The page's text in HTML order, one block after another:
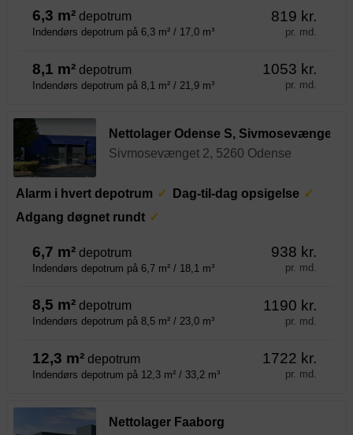
6,3 m² depotrum
Indendørs depotrum på 6,3 m² / 17,0 m³
819 kr.
pr. md.
8,1 m² depotrum
Indendørs depotrum på 8,1 m² / 21,9 m³
1053 kr.
pr. md.
Nettolager Odense S, Sivmosevænget
Sivmosevænget 2, 5260 Odense
Alarm i hvert depotrum
Dag-til-dag opsigelse
Adgang døgnet rundt
6,7 m² depotrum
Indendørs depotrum på 6,7 m² / 18,1 m³
938 kr.
pr. md.
8,5 m² depotrum
Indendørs depotrum på 8,5 m² / 23,0 m³
1190 kr.
pr. md.
12,3 m² depotrum
Indendørs depotrum på 12,3 m² / 33,2 m³
1722 kr.
pr. md.
Nettolager Faaborg